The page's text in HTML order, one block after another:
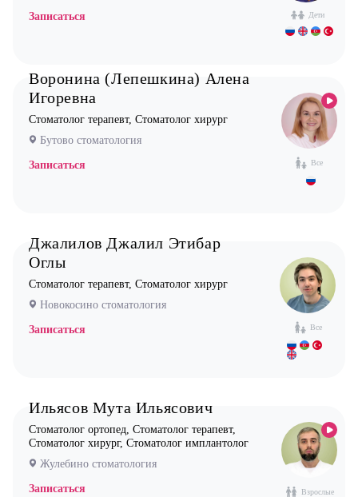
Логопед
Невролог
Нефролог
Ортопед
Педиатр
Психолог
Пульмонолог
Стоматолог хирург
Стоматолог терапевт
Врач УЗИ
Дети
Записаться
Все
Воронина (Лепешкина) Алена
Игоревна
Стоматолог терапевт, Стоматолог хирург
Бутово стоматология
Записаться
Все
Джалилов Джалил Этибар
Оглы
Стоматолог терапевт, Стоматолог хирург
Новокосино стоматология
Записаться
Взрослые
Ильясов Мута Ильясович
Стоматолог ортопед, Стоматолог терапевт,
Стоматолог хирург, Стоматолог имплантолог
Жулебино стоматология
Записаться